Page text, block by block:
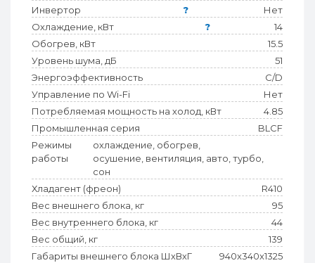
Инвертор
?
Нет
Охлаждение, кВт
?
14
Обогрев, кВт
15.5
Уровень шума, дБ
51
Энергоэффективность
C/D
Управление по Wi-Fi
Нет
Потребляемая мощность на холод, кВт
4.85
Промышленная серия
BLCF
Режимы
работы
охлаждение, обогрев,
осушение, вентиляция, авто, турбо,
сон
Хладагент (фреон)
R410
Вес внешнего блока, кг
95
Вес внутреннего блока, кг
44
Вес общий, кг
139
Габариты внешнего блока ШхВхГ
940x340x1325